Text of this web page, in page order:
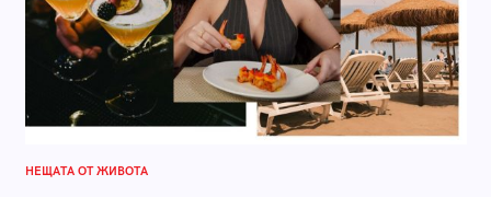
НЕЩАТА ОТ ЖИВОТА